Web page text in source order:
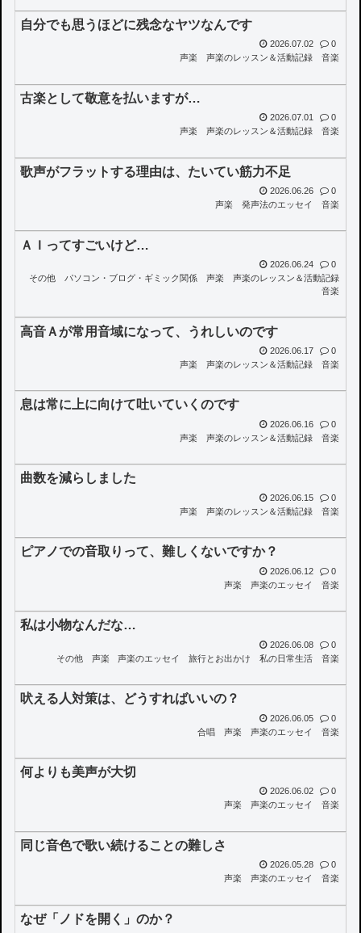
自分でも思うほどに残念なヤツなんです
2026.07.02
0
声楽
声楽のレッスン＆活動記録 音楽
古楽として敬意を払いますが…
2026.07.01
0
声楽
声楽のレッスン＆活動記録 音楽
歌声がフラットする理由は、たいてい筋力不足
2026.06.26
0
声楽
発声法のエッセイ 音楽
ＡＩってすごいけど…
2026.06.24
0
その他
パソコン・ブログ・ギミック関係 声楽
声楽のレッスン＆活動記録
音楽
高音Ａが常用音域になって、うれしいのです
2026.06.17
0
声楽
声楽のレッスン＆活動記録 音楽
息は常に上に向けて吐いていくのです
2026.06.16
0
声楽
声楽のレッスン＆活動記録 音楽
曲数を減らしました
2026.06.15
0
声楽
声楽のレッスン＆活動記録 音楽
ピアノでの音取りって、難しくないですか？
2026.06.12
0
声楽
声楽のエッセイ 音楽
私は小物なんだな…
2026.06.08
0
その他
声楽 声楽のエッセイ 旅行とお出かけ 私の日常生活 音楽
吠える人対策は、どうすればいいの？
2026.06.05
0
合唱
声楽 声楽のエッセイ 音楽
何よりも美声が大切
2026.06.02
0
声楽
声楽のエッセイ 音楽
同じ音色で歌い続けることの難しさ
2026.05.28
0
声楽
声楽のエッセイ 音楽
なぜ「ノドを開く」のか？